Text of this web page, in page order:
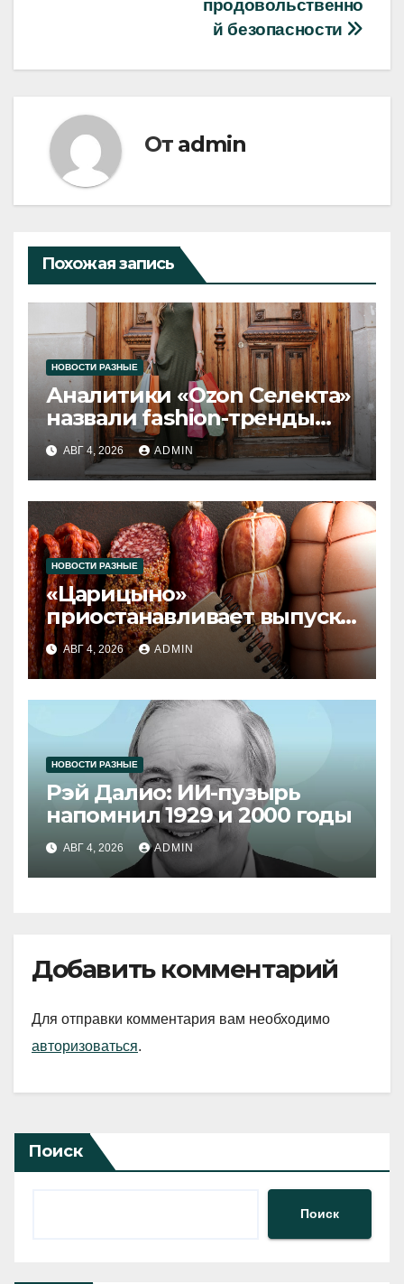
продовольственно
й безопасности
От admin
Похожая запись
НОВОСТИ РАЗНЫЕ
Аналитики «Ozon Селекта»
назвали fashion-тренды
2026 года
АВГ 4, 2026 ADMIN
НОВОСТИ РАЗНЫЕ
«Царицыно»
приостанавливает выпуск
продукции
АВГ 4, 2026 ADMIN
НОВОСТИ РАЗНЫЕ
Рэй Далио: ИИ-пузырь
напомнил 1929 и 2000 годы
АВГ 4, 2026 ADMIN
Добавить комментарий
Для отправки комментария вам необходимо
авторизоваться.
Поиск
Поиск